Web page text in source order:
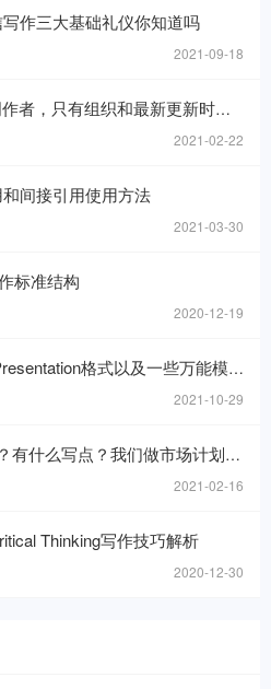
作三大基础礼仪你知道吗
2021-09-18
最新更新时间的网页，在reference list里要怎么写
2021-02-22
间接引用使用方法
2021-03-30
标准结构
2020-12-19
格式以及一些万能模板句分享
2021-10-29
点？我们做市场计划的目的是什么呢？
2021-02-16
Thinking写作技巧解析
2020-12-30